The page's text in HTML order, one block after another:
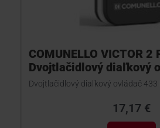
COMUNELLO VICTOR 2
Dvojtlačidlový diaľkový
Dvojtlačidlový diaľkový ovládač 433
17,17 €